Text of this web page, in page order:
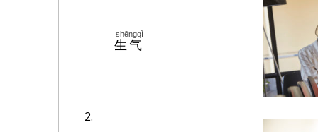
生气
shēngqì
2.